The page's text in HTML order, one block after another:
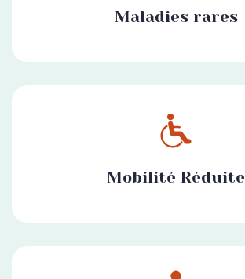
Maladies rares
Mobilité Réduite